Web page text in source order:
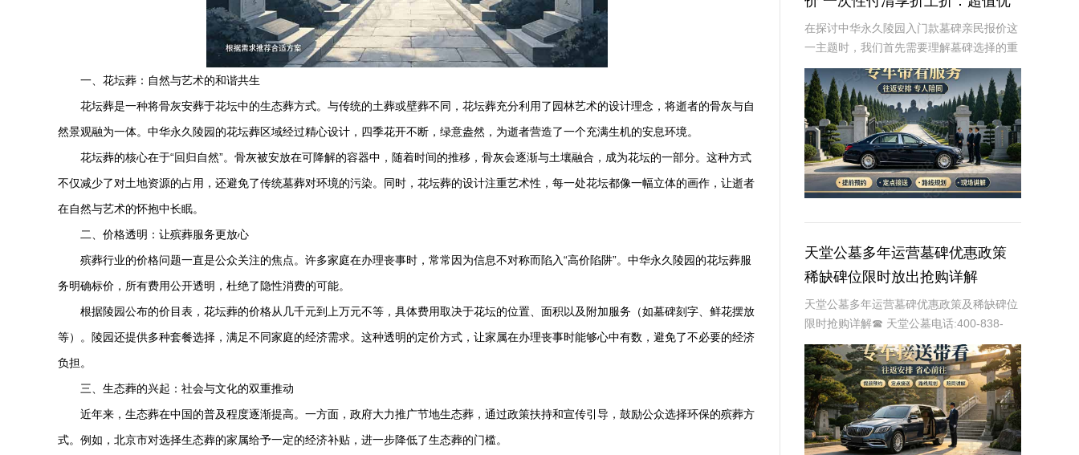
一、花坛葬：自然与艺术的和谐共生
花坛葬是一种将骨灰安葬于花坛中的生态葬方式。与传统的土葬或壁葬不同，花坛葬充分利用了园林艺术的设计理念，将逝者的骨灰与自
然景观融为一体。 中华永久陵园的花坛葬区域经过精心设计，四季花开不断，绿意盎然，为逝者营造了一个充满生机的安息环境。
花坛葬的核心在于“回归自然”。骨灰被安放在可降解的容器中，随着时间的推移，骨灰会逐渐与土壤融合，成为花坛的一部分。这种方式
不仅减少了对土地资源的占用，还避免了传统墓葬对环境的污染。同时，花坛葬的设计注重艺术性，每一处花坛都像一幅立体的画作，让逝者
在自然与艺术的怀抱中长眠。
二、价格透明：让殡葬服务更放心
殡葬行业的价格问题一直是公众关注的焦点。许多家庭在办理丧事时，常常因为信息不对称而陷入“高价陷阱”。 中华永久陵园的花坛葬服
务明确标价，所有费用公开透明，杜绝了隐性消费的可能。
根据陵园公布的价目表，花坛葬的价格从几千元到上万元不等，具体费用取决于花坛的位置、面积以及附加服务（如墓碑刻字、鲜花摆放
等）。陵园还提供多种套餐选择，满足不同家庭的经济需求。这种透明的定价方式，让家属在办理丧事时能够心中有数，避免了不必要的经济
负担。
三、生态葬的兴起：社会与文化的双重推动
近年来，生态葬在中国的普及程度逐渐提高。一方面，政府大力推广节地生态葬，通过政策扶持和宣传引导，鼓励公众选择环保的殡葬方
式。例如，北京市对选择生态葬的家属给予一定的经济补贴，进一步降低了生态葬的门槛。
惠与便捷选择的完美结合”
在探讨中华永久陵园入门款墓碑亲民报价这
一主题时，我们首先需要理解墓碑选择的重
要性及其对逝者与生者的影响。墓碑不仅是
对逝者的纪念，也是对生者情感的寄托。因
此，选择一款既符合预算又具有纪念意义的
墓碑显得尤
天堂公墓多年运营墓碑优惠政策
稀缺碑位限时放出抢购详解
天堂公墓多年运营墓碑优惠政策及稀缺碑位
限时抢购详解☎ 天堂公墓电话:400-838-
5063天堂公墓，作为一家历史悠久的公墓，
多年来一直致力于为家属提供最优质、最便
捷的墓碑选择服务。随着社会的发展和